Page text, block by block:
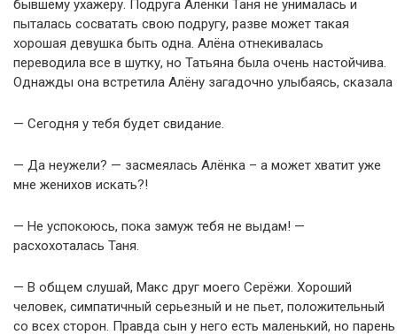
бывшему ухажеру. Подруга Алёнки Таня не унималась и
пыталась сосватать свою подругу, разве может такая
хорошая девушка быть одна. Алёна отнекивалась
переводила все в шутку, но Татьяна была очень настойчива.
Однажды она встретила Алёну загадочно улыбаясь, сказала
— Сегодня у тебя будет свидание.
— Да неужели? — засмеялась Алёнка – а может хватит уже
мне женихов искать?!
— Не успокоюсь, пока замуж тебя не выдам! —
расхохоталась Таня.
— В общем слушай, Макс друг моего Серёжи. Хороший
человек, симпатичный серьезный и не пьет, положительный
со всех сторон. Правда сын у него есть маленький, но парень